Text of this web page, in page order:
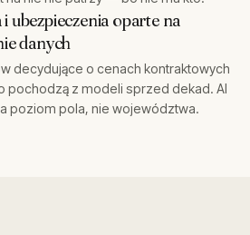
ubezpieczenia oparte na
danych
decydujące o cenach kontraktowych
pochodzą z modeli sprzed dekad. AI
poziom pola, nie województwa.